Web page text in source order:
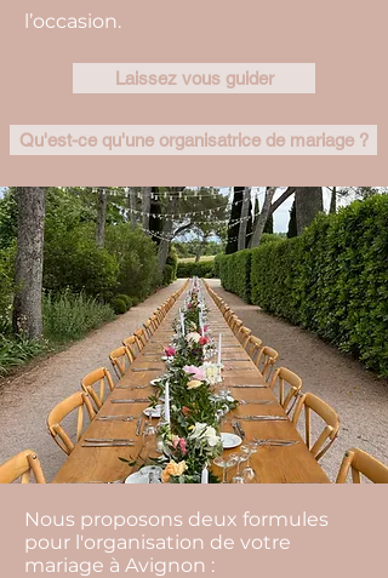
l’occasion.
Laissez vous guider
Qu'est-ce qu'une organisatrice de mariage ?
Nous proposons deux formules
pour l'organisation de votre
mariage à Avignon :